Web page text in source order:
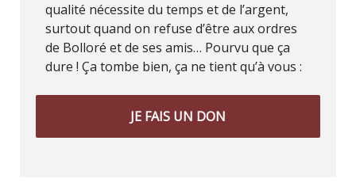
qualité nécessite du temps et de l’argent,
surtout quand on refuse d’être aux ordres
de Bolloré et de ses amis… Pourvu que ça
dure ! Ça tombe bien, ça ne tient qu’à vous :
JE FAIS UN DON